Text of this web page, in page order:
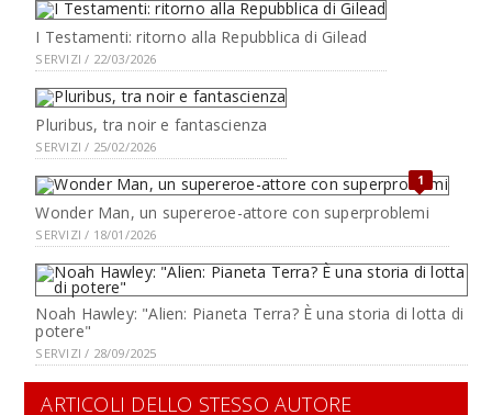
I Testamenti: ritorno alla Repubblica di Gilead
SERVIZI / 22/03/2026
Pluribus, tra noir e fantascienza
SERVIZI / 25/02/2026
1
Wonder Man, un supereroe-attore con superproblemi
SERVIZI / 18/01/2026
Noah Hawley: "Alien: Pianeta Terra? È una storia di lotta di
potere"
SERVIZI / 28/09/2025
ARTICOLI DELLO STESSO AUTORE